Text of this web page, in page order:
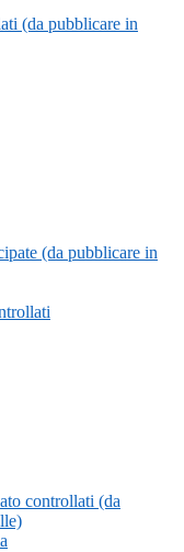
(da pubblicare in
(da pubblicare in
controllati (da